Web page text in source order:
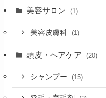
美容サロン (1)
美容皮膚科 (1)
頭皮・ヘアケア (20)
シャンプー (15)